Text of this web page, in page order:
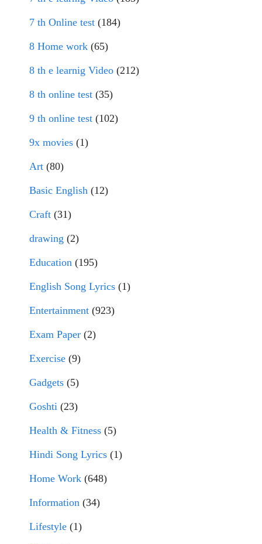
7 th Online test (184)
8 Home work (65)
8 th e learnig Video (212)
8 th online test (35)
9 th online test (102)
9x movies (1)
Art (80)
Basic English (12)
Craft (31)
drawing (2)
Education (195)
English Song Lyrics (1)
Entertainment (923)
Exam Paper (2)
Exercise (9)
Gadgets (5)
Goshti (23)
Health & Fitness (5)
Hindi Song Lyrics (1)
Home Work (648)
Information (34)
Lifestyle (1)